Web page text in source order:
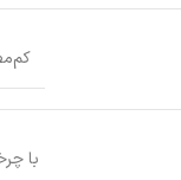
با چرخش